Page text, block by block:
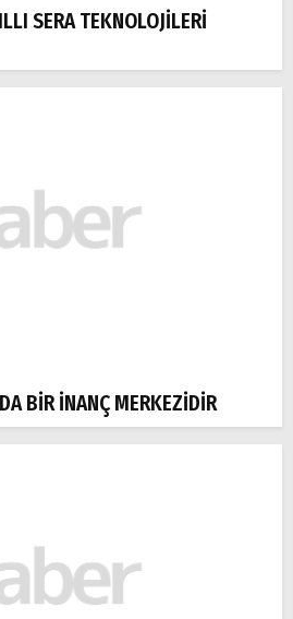
SERA TEKNOLOJİLERİ
BİR İNANÇ MERKEZİDİR